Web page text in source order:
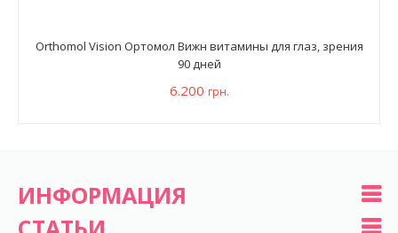
Orthomol Vision Ортомол Вижн витамины для глаз, зрения
90 дней
6.200 грн.
ИНФОРМАЦИЯ